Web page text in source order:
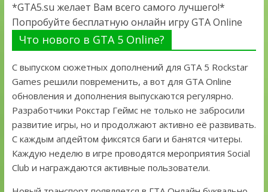
*GTA5.su желает Вам всего самого лучшего!*
Попробуйте бесплатную онлайн игру GTA Online
Что нового в GTA 5 Online?
С выпуском сюжетных дополнений для GTA 5 Rockstar
Games решили повременить, а вот для GTA Online
обновления и дополнения выпускаются регулярно.
Разработчики Рокстар Геймс не только не забросили
развитие игры, но и продолжают активно её развивать.
С каждым апдейтом фиксятся баги и банятся читеры.
Каждую неделю в игре проводятся мероприятия Social
Club и награждаются активные пользователи.